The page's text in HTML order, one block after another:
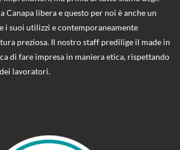
Canapa libera e questo per noi è anche un
i suoi utilizzi e contemporaneamente
preziosa. Il nostro staff predilige il made in
di fare impresa in maniera etica, rispettando
lavoratori.